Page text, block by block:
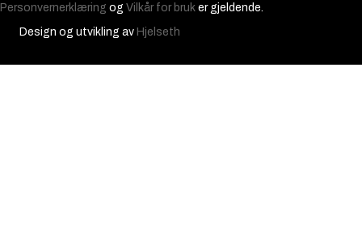
Personvernerklæring og Vilkår for bruk er gjeldende.
Design og utvikling av Hjelseth